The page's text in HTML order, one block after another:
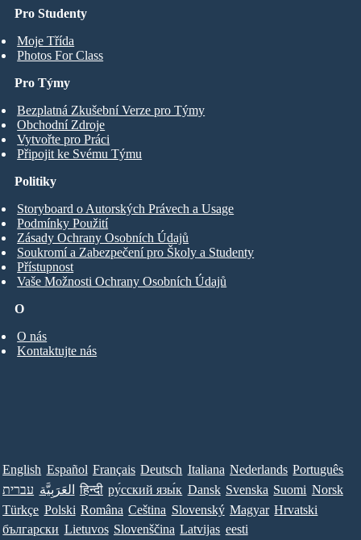
Pro Studenty
Moje Třída
Photos For Class
Pro Týmy
Bezplatná Zkušební Verze pro Týmy
Obchodní Zdroje
Vytvořte pro Práci
Připojit ke Svému Týmu
O
O nás
Kontaktujte nás
Politiky
Storyboard o Autorských Právech a Usage
Podmínky Použití
Zásady Ochrany Osobních Údajů
Soukromí a Zabezpečení pro Školy a Studenty
Přístupnost
Vaše Možnosti Ochrany Osobních Údajů
English Español Français Deutsch Italiana Nederlands Português
עברית العَرَبِيَّة हिन्दी ру́сский язы́к Dansk Svenska Suomi Norsk
Türkçe Polski Româna Ceština Slovenský Magyar Hrvatski
български Lietuvos Slovenščina Latvijas eesti